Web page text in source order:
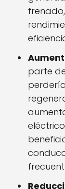
parte